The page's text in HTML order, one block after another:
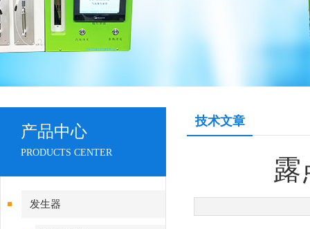
产品中心
PRODUCTS CENTER
发生器
技术文章
露